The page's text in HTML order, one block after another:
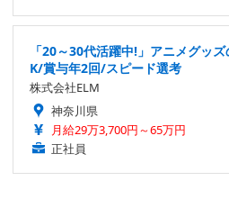
「20～30代活躍中!」アニメグッ
K/賞与年2回/スピード選考
株式会社ELM
神奈川県
月給29万3,700円～65万円
正社員